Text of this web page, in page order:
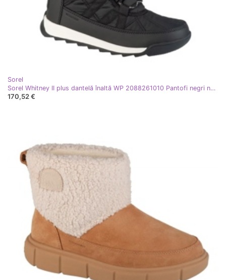
Sorel
Sorel Whitney II plus dantelă înaltă WP 2088261010 Pantofi negri negru
170,52 €